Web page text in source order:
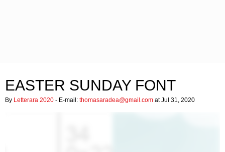
EASTER SUNDAY FONT
By Letterara 2020 - E-mail: thomasaradea@gmail.com at Jul 31, 2020